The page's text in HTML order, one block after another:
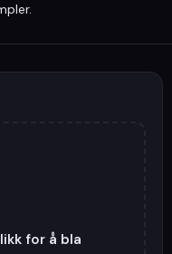
for å bla